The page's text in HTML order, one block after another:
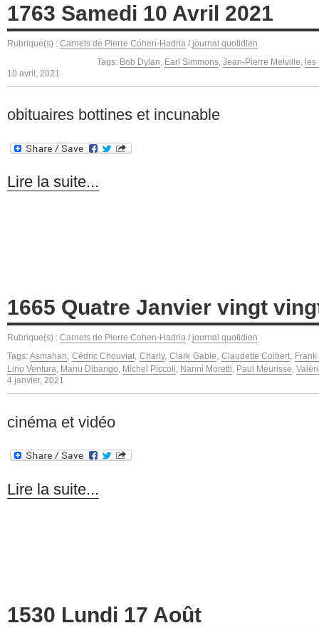
1763 Samedi 10 Avril 2021
Rubrique(s) : Carnets de Pierre Cohen-Hadria / journal quotidien
Tags: Bob Dylan Earl Simmons Jean-Pierre Melville les
10 avril, 2021
obituaires bottines et incunable
Lire la suite...
1665 Quatre Janvier vingt
Rubrique(s) : Carnets de Pierre Cohen-Hadria / journal quotidien
Tags: Asmahan, Cédric Chouviat,Charly, Clark Gable, Claudette Colbert,
Lino Ventura, Manu Dibango, Michel Piccoli, Nanni Moretti, Paul Meurisse,
4 janvier, 2021
cinéma et vidéo
Lire la suite...
1530 Lundi 17 Août